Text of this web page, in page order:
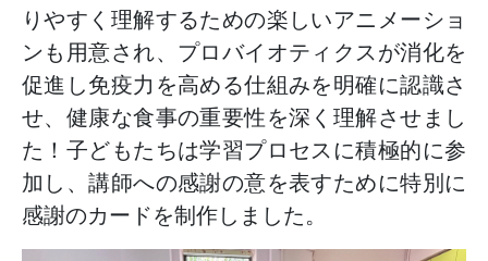
りやすく理解するための楽しいアニメーショ
ンも用意され、プロバイオティクスが消化を
促進し免疫力を高める仕組みを明確に認識さ
せ、健康な食事の重要性を深く理解させまし
た！子どもたちは学習プロセスに積極的に参
加し、講師への感謝の意を表すために特別に
感謝のカードを制作しました。